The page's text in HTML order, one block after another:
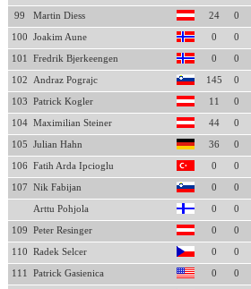
99 Martin Diess 24 0
100 Joakim Aune 0 0
101 Fredrik Bjerkeengen 0 0
102 Andraz Pograjc 145 0
103 Patrick Kogler 11 0
104 Maximilian Steiner 44 0
105 Julian Hahn 36 0
106 Fatih Arda Ipcioglu 0 0
107 Nik Fabijan 0 0
Arttu Pohjola 0 0
109 Peter Resinger 0 0
110 Radek Selcer 0 0
111 Patrick Gasienica 0 0